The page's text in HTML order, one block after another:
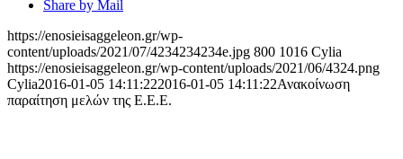
Share by Mail
https://enosieisaggeleon.gr/wp-
content/uploads/2021/07/4234234234e.jpg 800 1016 Cylia
https://enosieisaggeleon.gr/wp-content/uploads/2021/06/4324.png
Cylia2016-01-05 14:11:222016-01-05 14:11:22Ανακοίνωση
παραίτηση μελών της Ε.Ε.Ε.